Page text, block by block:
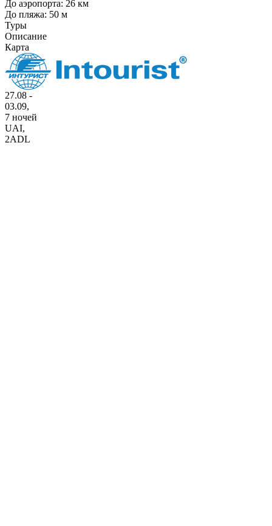
До аэропорта: 26 км
До пляжа: 50 м
Туры
Описание
Карта
27.08 -
03.09,
7 ночей
UAI,
2ADL